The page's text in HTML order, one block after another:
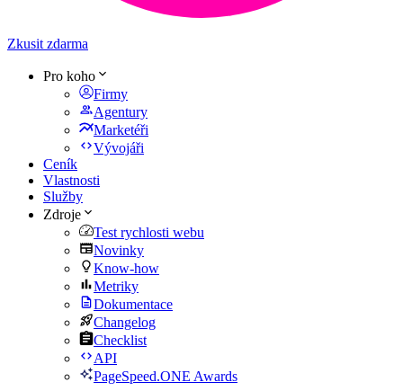
Zkusit zdarma
Pro koho
Firmy
Agentury
Marketéři
Vývojáři
Ceník
Vlastnosti
Služby
Zdroje
Test rychlosti webu
Novinky
Know-how
Metriky
Dokumentace
Changelog
Checklist
API
PageSpeed.ONE Awards